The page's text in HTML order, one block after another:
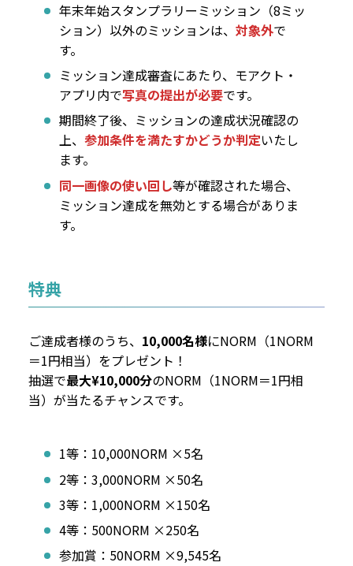
年末年始スタンプラリーミッション（8ミッ
ション）以外のミッションは、 対象外で
す。
ミッション達成審査にあたり、モアクト・
アプリ内で写真の提出が必要です。
期間終了後、ミッションの達成状況確認の
上、 参加条件を満たすかどうか判定いたし
ます。
同一画像の使い回し等が確認された場合、
ミッション達成を無効とする場合がありま
す。
特典
ご達成者様のうち、 10,000名様にNORM（1NORM
＝1円相当）をプレゼント！
抽選で最大¥10,000分のNORM（1NORM＝1円相
当）が当たるチャンスです。
1等：10,000NORM ×5名
2等：3,000NORM ×50名
3等：1,000NORM ×150名
4等：500NORM ×250名
参加賞：50NORM ×9,545名